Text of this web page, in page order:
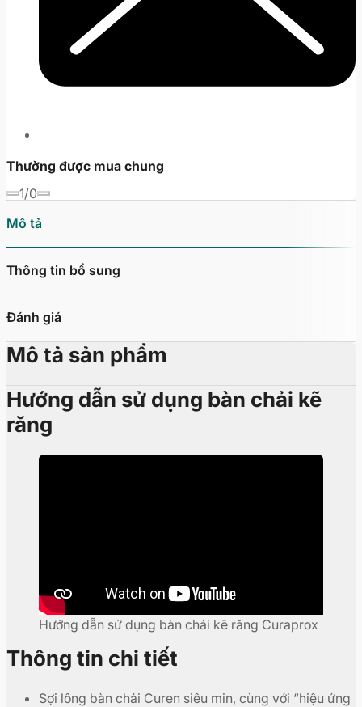
Thường được mua chung
1/0
Mô tả
Thông tin bổ sung
Đánh giá
Mô tả sản phẩm
Hướng dẫn sử dụng bàn chải kẽ
răng
Hướng dẫn sử dụng bàn chải kẽ răng Curaprox
Thông tin chi tiết
Sợi lông bàn chải Curen siêu min, cùng với “hiệu ứng